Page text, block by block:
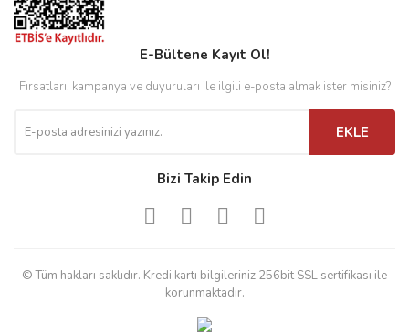
E-Bültene Kayıt Ol!
Fırsatları, kampanya ve duyuruları ile ilgili e-posta almak ister misiniz?
EKLE
Bizi Takip Edin
© Tüm hakları saklıdır. Kredi kartı bilgileriniz 256bit SSL sertifikası ile
korunmaktadır.